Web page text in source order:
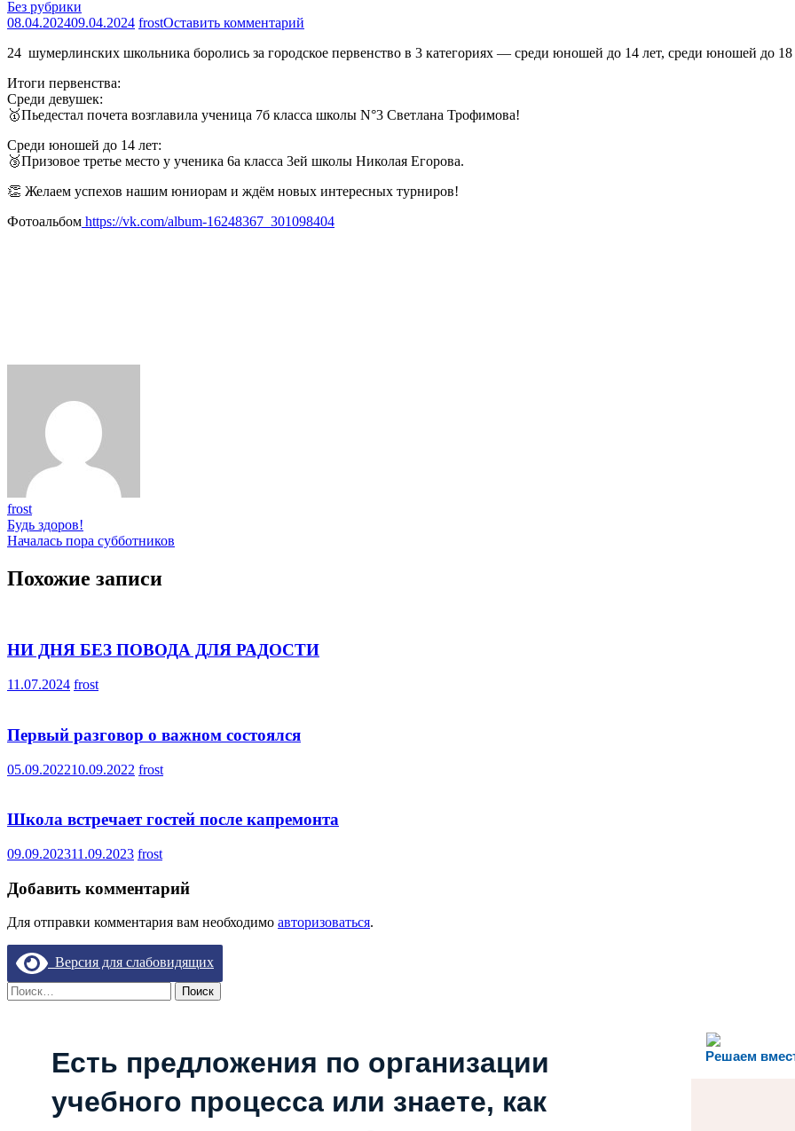
Без рубрики
08.04.202409.04.2024 frostОставить комментарий
итоги
по
среди
2024
года
24 шумерлинских школьника боролись за городское первенство в 3 категориях — среди юношей до 14 лет, среди юношей до 18
Итоги первенства:
Среди девушек:
🥇Пьедестал почета возглавила ученица 7б класса школы N°3 Светлана Трофимова!
Среди юношей до 14 лет:
🥉Призовое третье место у ученика 6а класса 3ей школы Николая Егорова.
👏 Желаем успехов нашим юниорам и ждём новых интересных турниров!
Фотоальбом https://vk.com/album-16248367_301098404
frost
Навигация
по
записям
Будь здоров!
Началась пора субботников
Похожие записи
НИ ДНЯ БЕЗ ПОВОДА ДЛЯ РАДОСТИ
11.07.2024 frost
Первый разговор о важном состоялся
05.09.202210.09.2022 frost
Школа встречает гостей после капремонта
09.09.202311.09.2023 frost
Добавить комментарий
Для отправки комментария вам необходимо авторизоваться.
Версия для слабовидящих
Найти:
Решаем
Есть предложения по организации
учебного процесса или знаете, как